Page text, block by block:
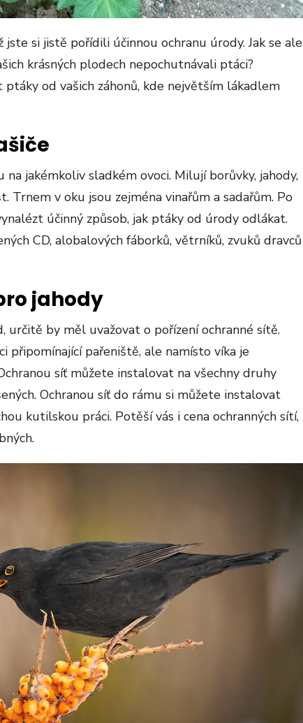
jste si jistě pořídili účinnou ochranu úrody. Jak se ale
krásných plodech nepochutnávali ptáci?
ptáky od vašich záhonů, kde největším lákadlem
jakémkoliv sladkém ovoci. Milují borůvky, jahody,
Trnem v oku jsou zejména vinařům a sadařům. Po
účinný způsob, jak ptáky od úrody odlákat.
CD, alobalových fáborků, větrníků, zvuků dravců
jahody
určitě by měl uvažovat o pořízení ochranné sítě.
připomínající pařeniště, ale namísto víka je
síť můžete instalovat na všechny druhy
Ochranou síť do rámu si můžete instalovat
kutilskou práci. Potěší vás i cena ochranných sítí,